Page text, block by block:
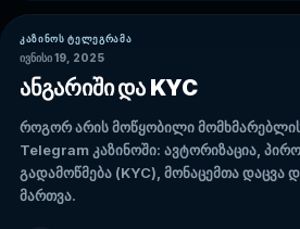
ᲙᲐᲖᲘᲜᲝᲡ ᲢᲔᲚᲔᲒᲠᲐᲛᲐ
ივნისი 19, 2025
ანგარიში და KYC
როგორ არის მოწყობილი
Telegram კაზინოში: ავტორიზაცია,
გადამოწმება (KYC), მონაცემთა დაცვა
მართვა.